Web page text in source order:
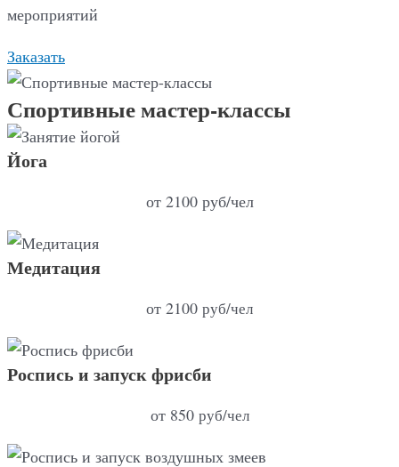
мероприятий
Заказать
Спортивные мастер-классы
Йога
от 2100 руб/чел
Медитация
от 2100 руб/чел
Роспись и запуск фрисби
от 850 руб/чел